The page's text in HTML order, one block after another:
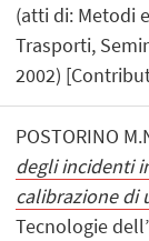
(atti di: Metodi
Trasporti,
2002)
POSTORINO
degli incidenti
calibrazione di
Tecnologie